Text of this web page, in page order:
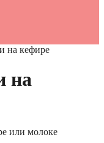
на кефире
на